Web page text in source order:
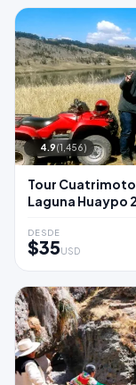
4.9(1,456)
Tour
Laguna Huaypo
DESDE
$35USD